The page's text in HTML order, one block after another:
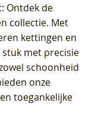
: Ontdek de
collectie. Met
kettingen en
met precisie
schoonheid
onze
toegankelijke